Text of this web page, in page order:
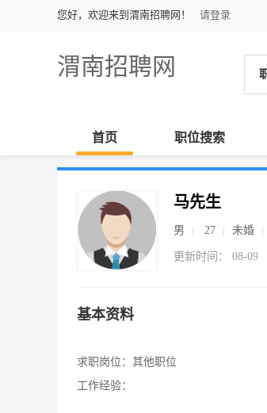
您好，欢迎来到渭南招聘网！ 请登录
渭南招聘网
首页 职位搜索
马先生
男 27 未婚
更新时间： 08-09
基本资料
求职岗位： 其他职位
工作经验：